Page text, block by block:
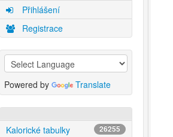
Přihlášení
Registrace
Powered by Translate
Kalorické tabulky 26255